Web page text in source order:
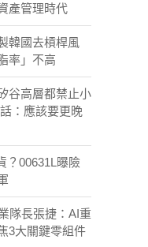
產管理時代
韓國去槓桿風
率」不高
谷高層都禁止小
：應該要更晚
？00631L曝險
隊長張捷：AI重
3大關鍵零組件